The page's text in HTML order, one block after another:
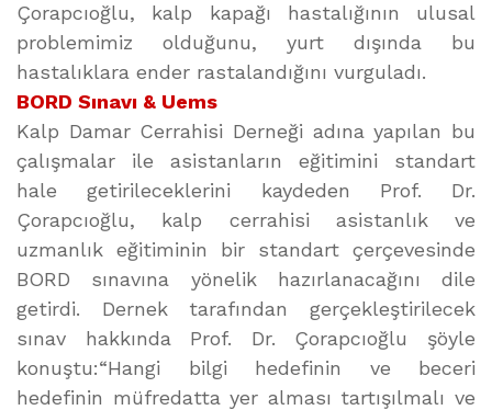
Çorapcıoğlu, kalp kapağı hastalığının ulusal
problemimiz olduğunu, yurt dışında bu
hastalıklara ender rastalandığını vurguladı.
BORD Sınavı & Uems
Kalp Damar Cerrahisi Derneği adına yapılan bu
çalışmalar ile asistanların eğitimini standart
hale getirileceklerini kaydeden Prof. Dr.
Çorapcıoğlu, kalp cerrahisi asistanlık ve
uzmanlık eğitiminin bir standart çerçevesinde
BORD sınavına yönelik hazırlanacağını dile
getirdi. Dernek tarafından gerçekleştirilecek
sınav hakkında Prof. Dr. Çorapcıoğlu şöyle
konuştu:“Hangi bilgi hedefinin ve beceri
hedefinin müfredatta yer alması tartışılmalı ve